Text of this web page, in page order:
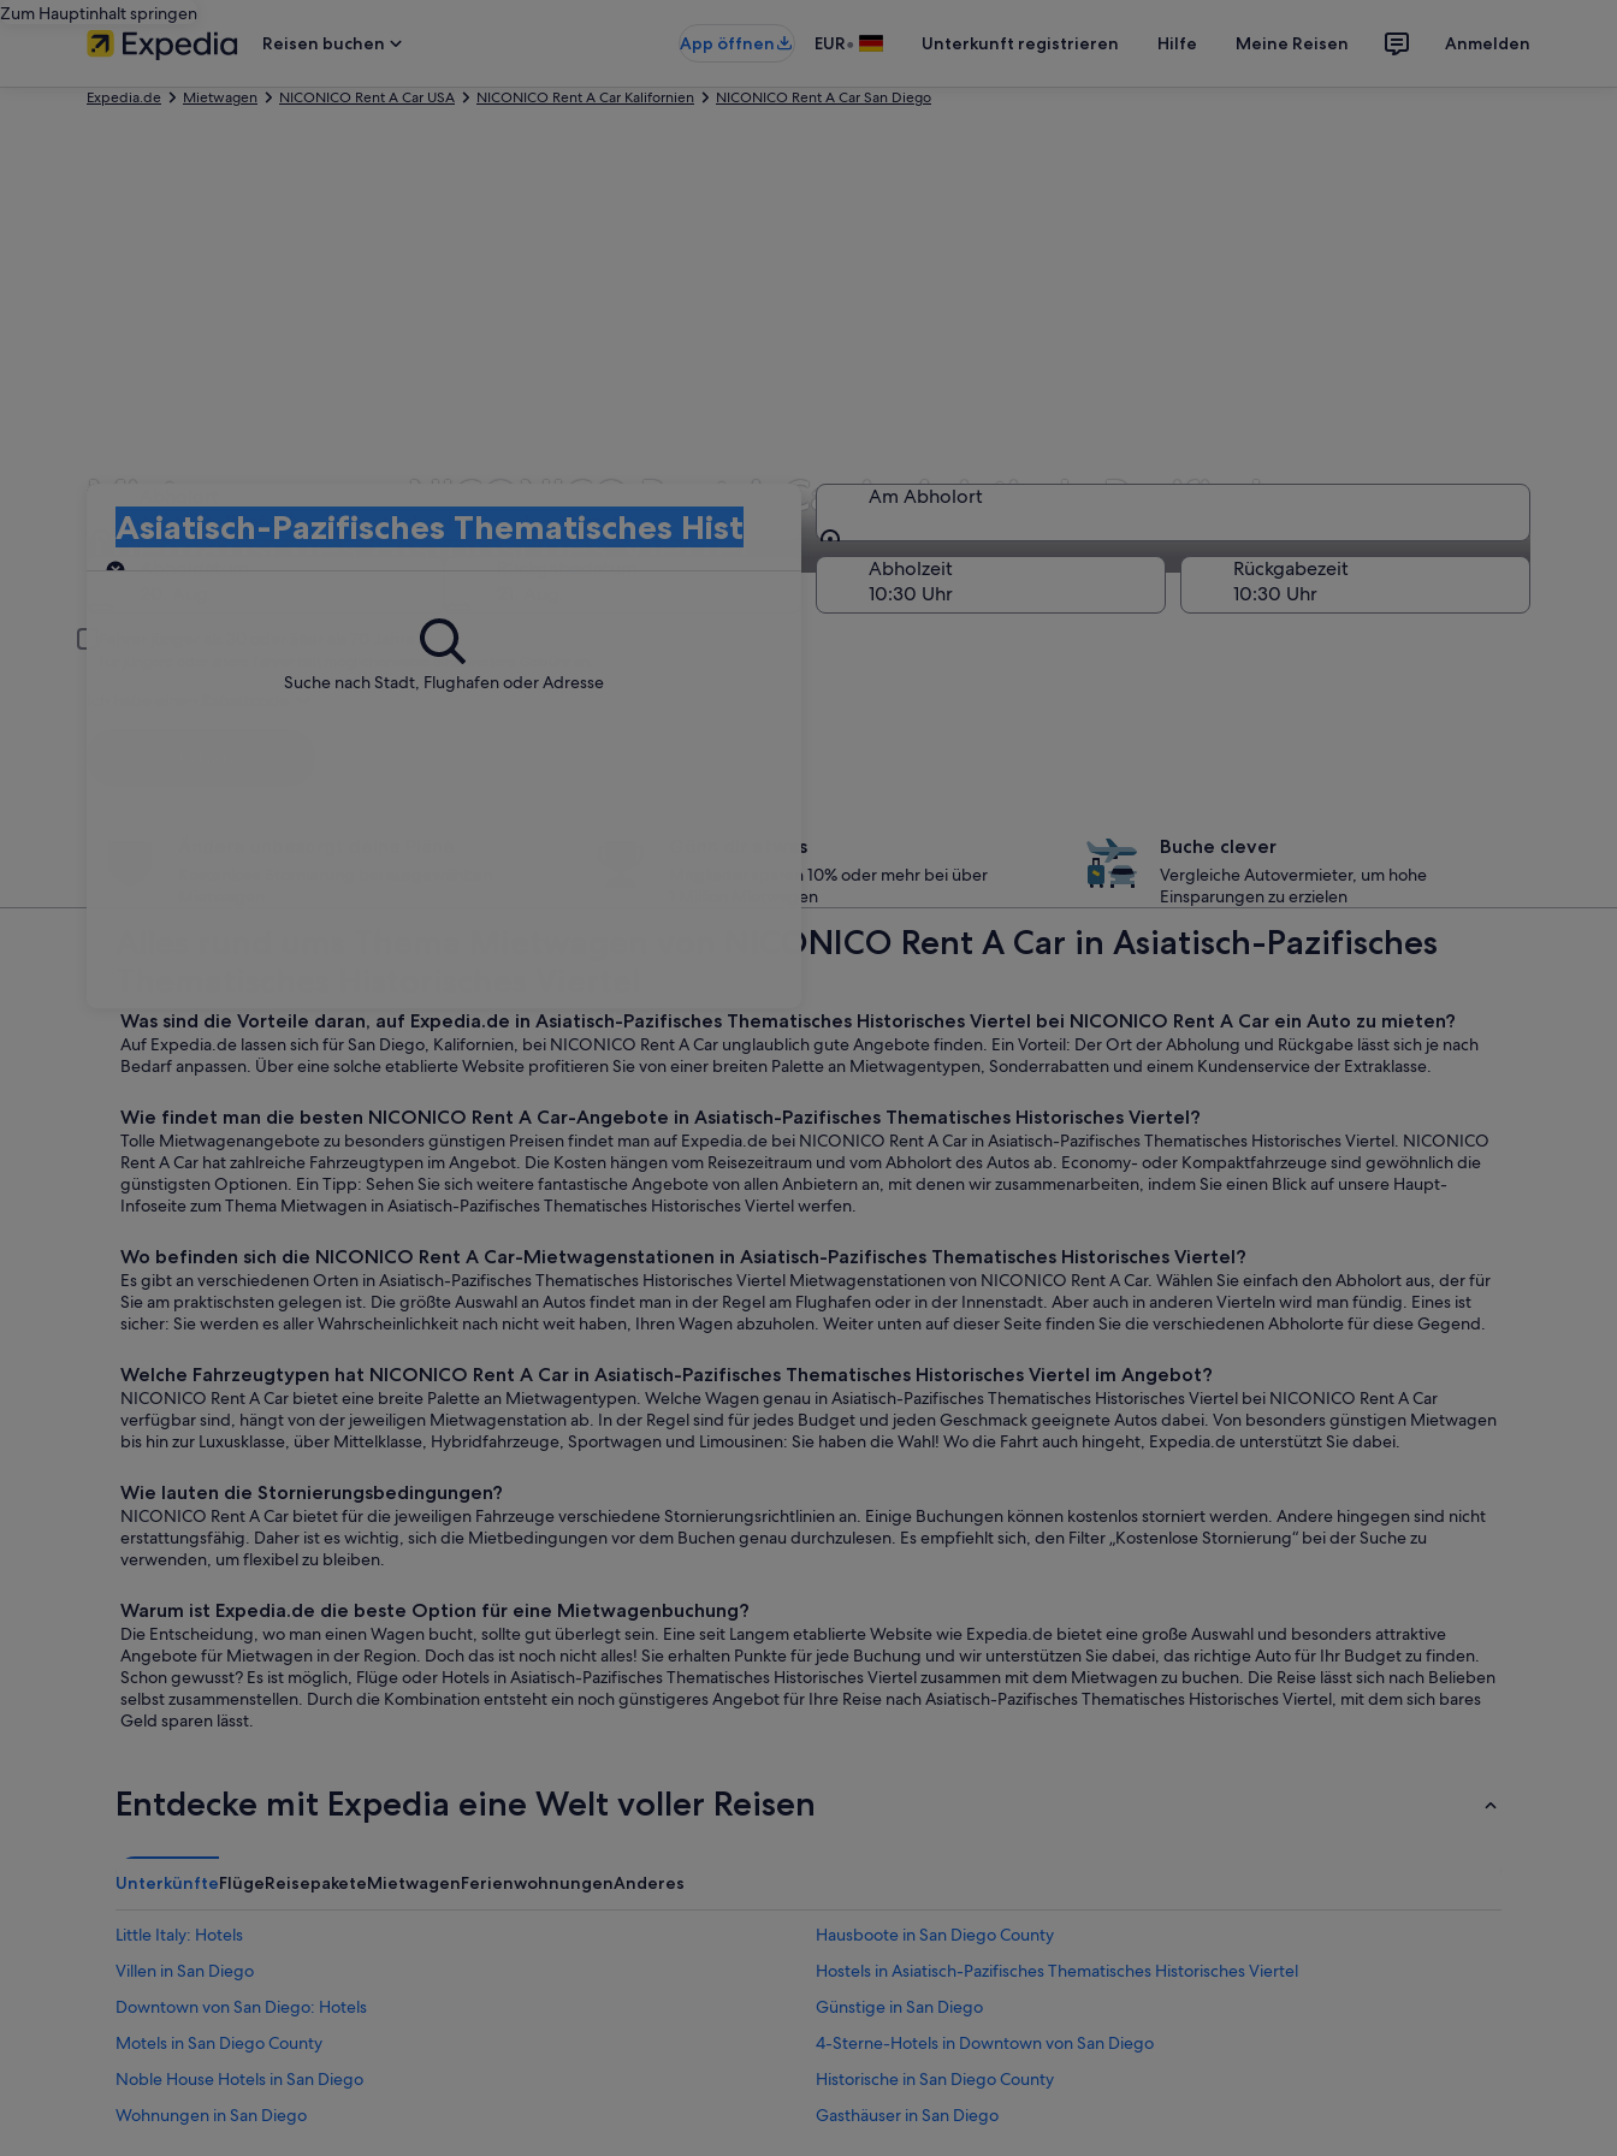
Zum Hauptinhalt springen
Reisen buchen
App öffnen EUR• Unterkunft registrieren Hilfe Meine Reisen Anmelden
Expedia.de Mietwagen NICONICO Rent A Car USA NICONICO Rent A Car Kalifornien NICONICO Rent A Car San Diego
Mietwagen von NICONICO Rent A Car in Asiatisch-Pazifisches
Thematisches Historisches Viertel
Suche nach Stadt, Flughafen oder Adresse
Asiatisch-Pazifisches Thematisches Historisches Viertel
Abholort
Am Abholort
Am Abholort
Abholzeit Rückgabezeit
Für jüngere oder ältere Fahrer fällt möglicherweise eine weitere Gebühr an.
Gönn dir etwas
Mitglieder sparen 10% oder mehr bei über
1 Million Mietwagen
Buche clever
Vergleiche Autovermieter, um hohe
Einsparungen zu erzielen
Alles rund ums Thema Mietwagen von NICONICO Rent A Car in Asiatisch-Pazifisches
Was sind die Vorteile daran, auf Expedia.de in Asiatisch-Pazifisches Thematisches Historisches Viertel bei NICONICO Rent A Car ein Auto zu mieten?
Auf Expedia.de lassen sich für San Diego, Kalifornien, bei NICONICO Rent A Car unglaublich gute Angebote finden. Ein Vorteil: Der Ort der Abholung und Rückgabe lässt sich je nach
Bedarf anpassen. Über eine solche etablierte Website profitieren Sie von einer breiten Palette an Mietwagentypen, Sonderrabatten und einem Kundenservice der Extraklasse.
Wie findet man die besten NICONICO Rent A Car-Angebote in Asiatisch-Pazifisches Thematisches Historisches Viertel?
Tolle Mietwagenangebote zu besonders günstigen Preisen findet man auf Expedia.de bei NICONICO Rent A Car in Asiatisch-Pazifisches Thematisches Historisches Viertel. NICONICO
Rent A Car hat zahlreiche Fahrzeugtypen im Angebot. Die Kosten hängen vom Reisezeitraum und vom Abholort des Autos ab. Economy- oder Kompaktfahrzeuge sind gewöhnlich die
günstigsten Optionen. Ein Tipp: Sehen Sie sich weitere fantastische Angebote von allen Anbietern an, mit denen wir zusammenarbeiten, indem Sie einen Blick auf unsere Haupt-
Infoseite zum Thema Mietwagen in Asiatisch-Pazifisches Thematisches Historisches Viertel werfen.
Wo befinden sich die NICONICO Rent A Car-Mietwagenstationen in Asiatisch-Pazifisches Thematisches Historisches Viertel?
Es gibt an verschiedenen Orten in Asiatisch-Pazifisches Thematisches Historisches Viertel Mietwagenstationen von NICONICO Rent A Car. Wählen Sie einfach den Abholort aus, der für
Sie am praktischsten gelegen ist. Die größte Auswahl an Autos findet man in der Regel am Flughafen oder in der Innenstadt. Aber auch in anderen Vierteln wird man fündig. Eines ist
sicher: Sie werden es aller Wahrscheinlichkeit nach nicht weit haben, Ihren Wagen abzuholen. Weiter unten auf dieser Seite finden Sie die verschiedenen Abholorte für diese Gegend.
Welche Fahrzeugtypen hat NICONICO Rent A Car in Asiatisch-Pazifisches Thematisches Historisches Viertel im Angebot?
NICONICO Rent A Car bietet eine breite Palette an Mietwagentypen. Welche Wagen genau in Asiatisch-Pazifisches Thematisches Historisches Viertel bei NICONICO Rent A Car
verfügbar sind, hängt von der jeweiligen Mietwagenstation ab. In der Regel sind für jedes Budget und jeden Geschmack geeignete Autos dabei. Von besonders günstigen Mietwagen
bis hin zur Luxusklasse, über Mittelklasse, Hybridfahrzeuge, Sportwagen und Limousinen: Sie haben die Wahl! Wo die Fahrt auch hingeht, Expedia.de unterstützt Sie dabei.
Wie lauten die Stornierungsbedingungen?
NICONICO Rent A Car bietet für die jeweiligen Fahrzeuge verschiedene Stornierungsrichtlinien an. Einige Buchungen können kostenlos storniert werden. Andere hingegen sind nicht
erstattungsfähig. Daher ist es wichtig, sich die Mietbedingungen vor dem Buchen genau durchzulesen. Es empfiehlt sich, den Filter „Kostenlose Stornierung“ bei der Suche zu
verwenden, um flexibel zu bleiben.
Warum ist Expedia.de die beste Option für eine Mietwagenbuchung?
Die Entscheidung, wo man einen Wagen bucht, sollte gut überlegt sein. Eine seit Langem etablierte Website wie Expedia.de bietet eine große Auswahl und besonders attraktive
Angebote für Mietwagen in der Region. Doch das ist noch nicht alles! Sie erhalten Punkte für jede Buchung und wir unterstützen Sie dabei, das richtige Auto für Ihr Budget zu finden.
Schon gewusst? Es ist möglich, Flüge oder Hotels in Asiatisch-Pazifisches Thematisches Historisches Viertel zusammen mit dem Mietwagen zu buchen. Die Reise lässt sich nach Belieben
selbst zusammenstellen. Durch die Kombination entsteht ein noch günstigeres Angebot für Ihre Reise nach Asiatisch-Pazifisches Thematisches Historisches Viertel, mit dem sich bares
Geld sparen lässt.
Entdecke mit Expedia eine Welt voller Reisen
UnterkünfteFlügeReisepaketeMietwagenFerienwohnungenAnderes
Little Italy: Hotels
Hausboote in San Diego County
Villen in San Diego
Hostels in Asiatisch-Pazifisches Thematisches Historisches Viertel
Downtown von San Diego: Hotels
Günstige in San Diego
Motels in San Diego County
4-Sterne-Hotels in Downtown von San Diego
Noble House Hotels in San Diego
Historische in San Diego County
Wohnungen in San Diego
Gasthäuser in San Diego